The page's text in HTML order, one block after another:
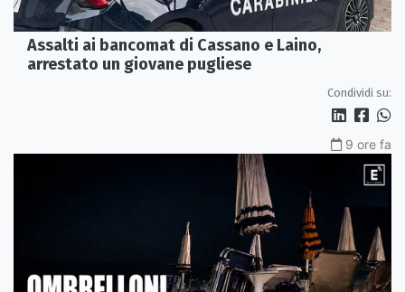
Assalti ai bancomat di Cassano e Laino,
arrestato un giovane pugliese
Condividi su:
9 ore fa